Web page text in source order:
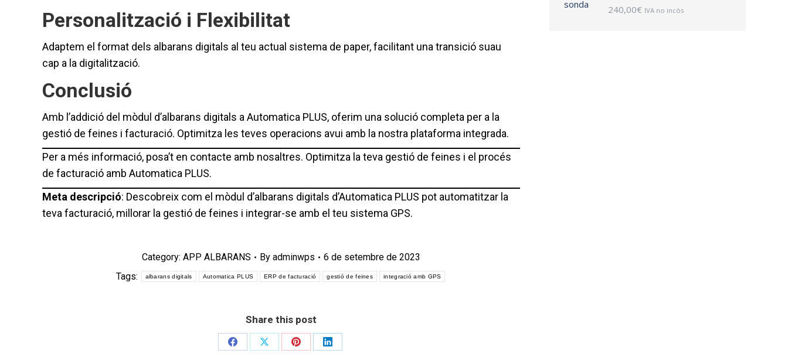
Personalització i Flexibilitat
Adaptem el format dels albarans digitals al teu actual sistema de paper, facilitant una transició suau
cap a la digitalització.
Conclusió
Amb l’addició del mòdul d’albarans digitals a Automatica PLUS, oferim una solució completa per a la
gestió de feines i facturació. Optimitza les teves operacions avui amb la nostra plataforma integrada.
Per a més informació, posa’t en contacte amb nosaltres. Optimitza la teva gestió de feines i el procés
de facturació amb Automatica PLUS.
Meta descripció: Descobreix com el mòdul d’albarans digitals d’Automatica PLUS pot automatitzar la
teva facturació, millorar la gestió de feines i integrar-se amb el teu sistema GPS.
Category: APP ALBARANS By adminwps
6 de setembre de 2023
Tags:
albarans digitals Automatica PLUS ERP de facturació gestió de feines integració amb GPS
Share this post
Share
Share
Share
Share
240,00€ IVA no incòs